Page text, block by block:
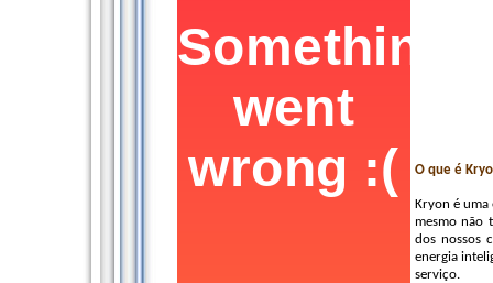
O que é
Kryon é uma
mesmo não
dos nossos
energia
serviço.